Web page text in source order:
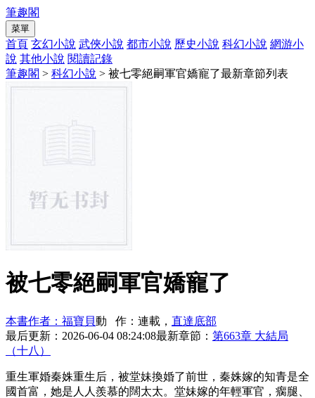
筆趣閣
菜單
首頁 玄幻小說 武俠小說 都市小說 歷史小說 科幻小說 網游小
說 其他小說 閱讀記錄
筆趣閣 > 科幻小說 > 被七零絕嗣軍官嬌寵了最新章節列表
被七零絕嗣軍官嬌寵了
本書作者：福寶貝動 作：連載， 直達底部
最后更新：2026-06-04 08:24:08最新章節： 第663章 大結局
（十八）
重生軍婚秦姝重生后，被堂妹換婚了前世，秦姝嫁的知青是全
國首富，她是人人羨慕的闊太太。堂妹嫁的年輕軍官，瘸腿、